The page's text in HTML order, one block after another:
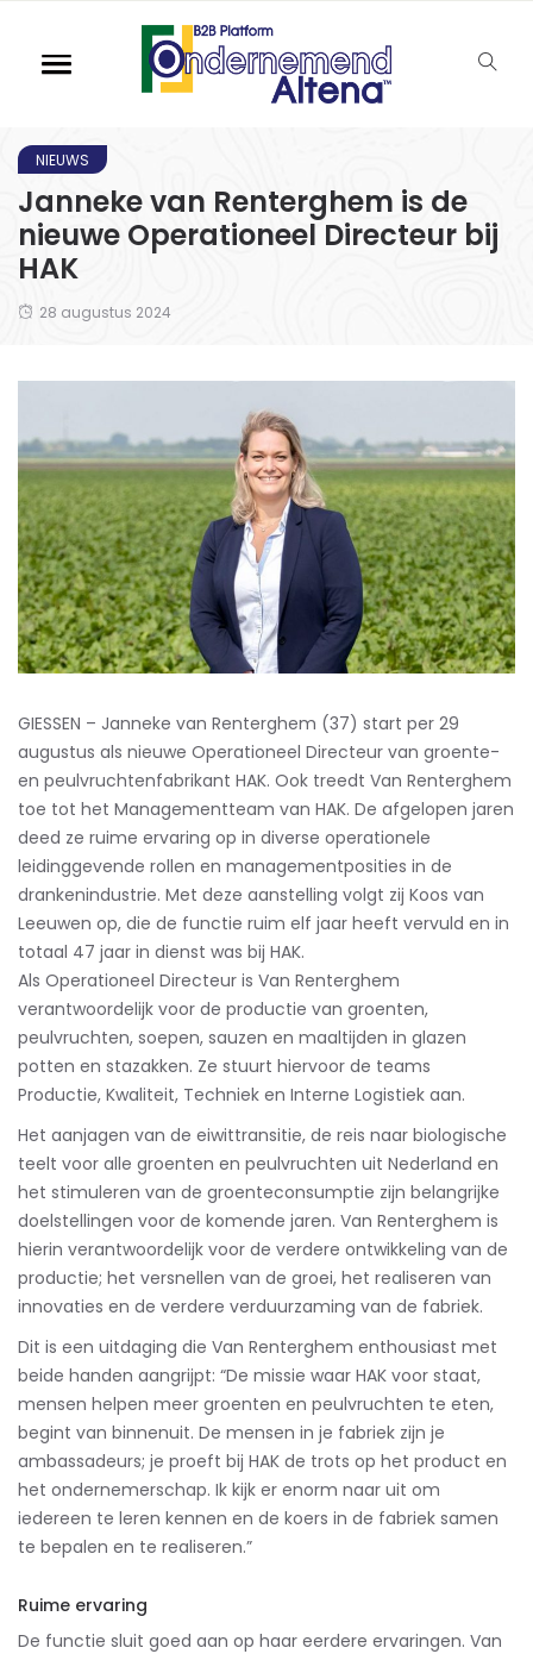
NIEUWS
Janneke van Renterghem is de
nieuwe Operationeel Directeur bij
HAK
28 augustus 2024
GIESSEN – Janneke van Renterghem (37) start per 29
augustus als nieuwe Operationeel Directeur van groente-
en peulvruchtenfabrikant HAK. Ook treedt Van Renterghem
toe tot het Managementteam van HAK. De afgelopen jaren
deed ze ruime ervaring op in diverse operationele
leidinggevende rollen en managementposities in de
drankenindustrie. Met deze aanstelling volgt zij Koos van
Leeuwen op, die de functie ruim elf jaar heeft vervuld en in
totaal 47 jaar in dienst was bij HAK.
Als Operationeel Directeur is Van Renterghem
verantwoordelijk voor de productie van groenten,
peulvruchten, soepen, sauzen en maaltijden in glazen
potten en stazakken. Ze stuurt hiervoor de teams
Productie, Kwaliteit, Techniek en Interne Logistiek aan.
Het aanjagen van de eiwittransitie, de reis naar biologische
teelt voor alle groenten en peulvruchten uit Nederland en
het stimuleren van de groenteconsumptie zijn belangrijke
doelstellingen voor de komende jaren. Van Renterghem is
hierin verantwoordelijk voor de verdere ontwikkeling van de
productie; het versnellen van de groei, het realiseren van
innovaties en de verdere verduurzaming van de fabriek.
Dit is een uitdaging die Van Renterghem enthousiast met
beide handen aangrijpt: “De missie waar HAK voor staat,
mensen helpen meer groenten en peulvruchten te eten,
begint van binnenuit. De mensen in je fabriek zijn je
ambassadeurs; je proeft bij HAK de trots op het product en
het ondernemerschap. Ik kijk er enorm naar uit om
iedereen te leren kennen en de koers in de fabriek samen
te bepalen en te realiseren.”
Ruime ervaring
De functie sluit goed aan op haar eerdere ervaringen. Van